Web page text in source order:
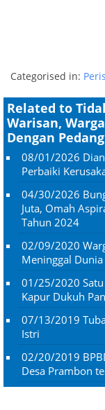
Categorised in:
Related to
Warisan,
Dengan
08/01/2026
Perbaiki
04/30/2026
Juta, Omah
Tahun 2024
02/09/2020
Meninggal Dunia
01/25/2020
Kapur Dukuh
07/13/2019
Istri
02/20/2019
Desa Prambon